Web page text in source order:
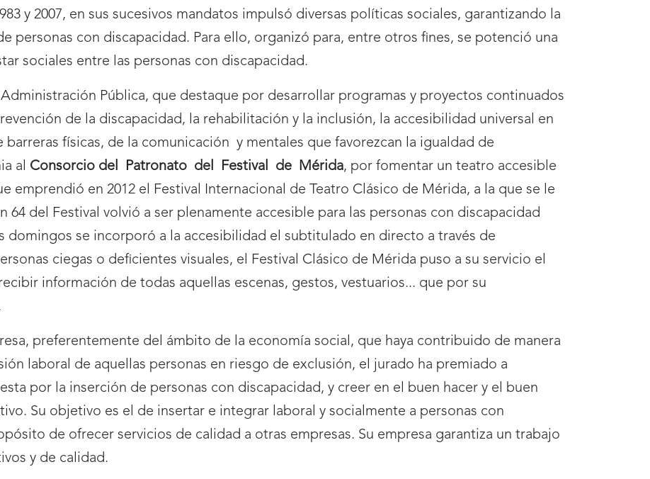
y 2007, en sus sucesivos mandatos impulsó diversas políticas sociales, garantizando la
personas con discapacidad. Para ello, organizó para, entre otros fines, se potenció una
sociales entre las personas con discapacidad.
Pública, que destaque por desarrollar programas y proyectos continuados
de la discapacidad, la rehabilitación y la inclusión, la accesibilidad universal en
físicas, de la comunicación y mentales que favorezcan la igualdad de
al Consorcio del Patronato del Festival de Mérida, por fomentar un teatro accesible
emprendió en 2012 el Festival Internacional de Teatro Clásico de Mérida, a la que se le
64 del Festival volvió a ser plenamente accesible para las personas con discapacidad
domingos se incorporó a la accesibilidad el subtitulado en directo a través de
ciegas o deficientes visuales, el Festival Clásico de Mérida puso a su servicio el
información de todas aquellas escenas, gestos, vestuarios... que por su
preferentemente del ámbito de la economía social, que haya contribuido de manera
laboral de aquellas personas en riesgo de exclusión, el jurado ha premiado a
por la inserción de personas con discapacidad, y creer en el buen hacer y el buen
Su objetivo es el de insertar e integrar laboral y socialmente a personas con
de ofrecer servicios de calidad a otras empresas. Su empresa garantiza un trabajo
y de calidad.